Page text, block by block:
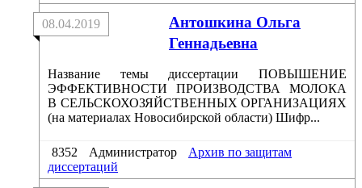
Антошкина Ольга
Геннадьевна
08.04.2019
Название темы диссертации ПОВЫШЕНИЕ
ЭФФЕКТИВНОСТИ ПРОИЗВОДСТВА МОЛОКА
В СЕЛЬСКОХОЗЯЙСТВЕННЫХ ОРГАНИЗАЦИЯХ
(на материалах Новосибирской области) Шифр...
8352 Администратор
Архив по защитам
диссертаций